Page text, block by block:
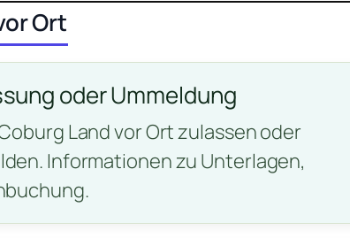
Ort
oder Ummeldung
Land vor Ort zulassen oder
Informationen zu Unterlagen,